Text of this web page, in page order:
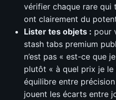
vérifier chaque rare qui
ont clairement du
Lister tes objets : pour
stash tabs premium
n’est pas « est-ce que
plutôt « à quel prix je
équilibre entre
jouent les écarts entre